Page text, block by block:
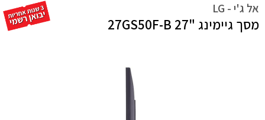
אל ג'י - LG
מסך גיימינג "27 27GS50F-B